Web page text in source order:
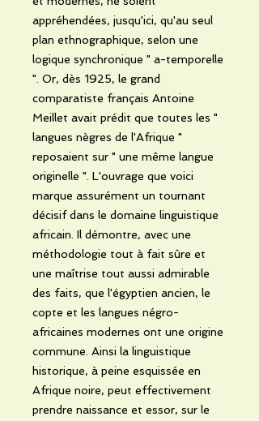
appréhendées, jusqu'ici, qu'au seul
plan ethnographique, selon une
logique synchronique " a-temporelle
". Or, dès 1925, le grand
comparatiste français Antoine
Meillet avait prédit que toutes les "
langues nègres de l'Afrique "
reposaient sur " une même langue
originelle ". L'ouvrage que voici
marque assurément un tournant
décisif dans le domaine linguistique
africain. Il démontre, avec une
méthodologie tout à fait sûre et
une maîtrise tout aussi admirable
des faits, que l'égyptien ancien, le
copte et les langues négro-
africaines modernes ont une origine
commune. Ainsi la linguistique
historique, à peine esquissée en
Afrique noire, peut effectivement
prendre naissance et essor, sur le